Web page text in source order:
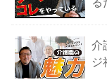
介
ジ